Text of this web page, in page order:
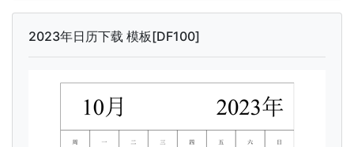
2023年日历下载 模板[DF100]